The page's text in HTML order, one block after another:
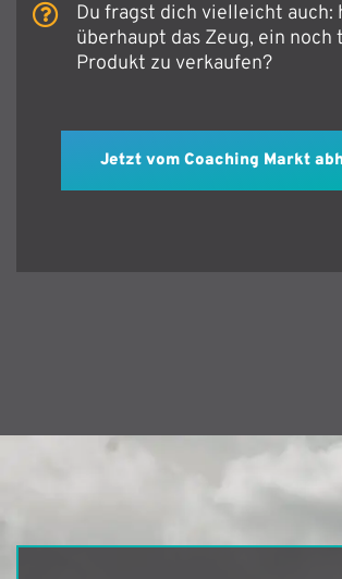
Du fragst dich vielleicht auch:
überhaupt das Zeug, ein noch
Produkt zu verkaufen?
Jetzt vom Coaching Markt